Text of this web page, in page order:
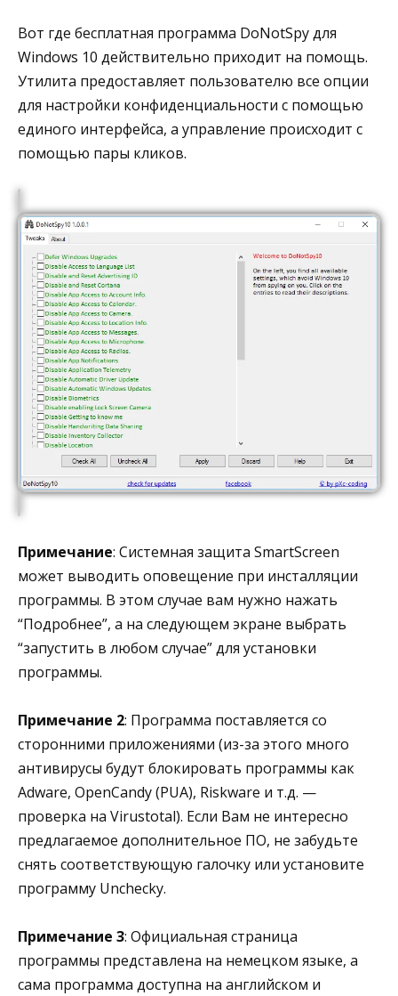
Вот где бесплатная программа DoNotSpy для
Windows 10 действительно приходит на помощь.
Утилита предоставляет пользователю все опции
для настройки конфиденциальности с помощью
единого интерфейса, а управление происходит с
помощью пары кликов.
Примечание: Системная защита SmartScreen
может выводить оповещение при инсталляции
программы. В этом случае вам нужно нажать
“Подробнее”, а на следующем экране выбрать
“запустить в любом случае” для установки
программы.
Примечание 2: Программа поставляется со
сторонними приложениями (из-за этого много
антивирусы будут блокировать программы как
Adware, OpenCandy (PUA), Riskware и т.д. —
проверка на Virustotal). Если Вам не интересно
предлагаемое дополнительное ПО, не забудьте
снять соответствующую галочку или установите
программу Unchecky.
Примечание 3: Официальная страница
программы представлена на немецком языке, а
сама программа доступна на английском и